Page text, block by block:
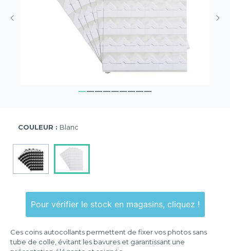
COULEUR : Blanc
Pour vérifier le stock en magasins, cliquez !
Ces coins autocollants permettent de fixer vos photos sans
tube de colle, évitant les bavures et garantissant une